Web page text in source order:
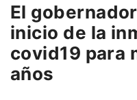
El
inicio de la
covid19 para
años